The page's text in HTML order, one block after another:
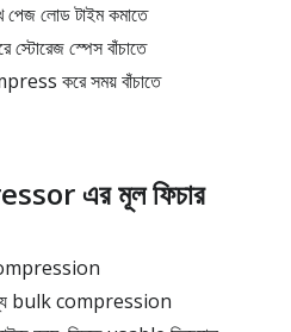
পেজ লোড টাইম কমাতে
স্পেস বাঁচাতে
করে সময় বাঁচাতে
এর মূল ফিচার
compression
bulk compression